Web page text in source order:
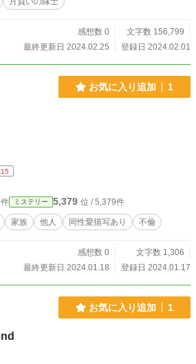
感想数 0
文字数 156,799
最終更新日 2024.02.25
登録日 2024.02.01
お気に入り追加 1
ミステリー 5,379 位 / 5,379件
家族 他人 同性愛描写あり 不倫
感想数 0
文字数 1,306
最終更新日 2024.01.18
登録日 2024.01.17
お気に入り追加 1